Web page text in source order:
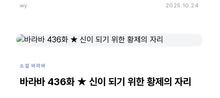
wy 2025.10.24
소설 바라바
바라바 436화 ★ 신이 되기 위한 황제의 자리